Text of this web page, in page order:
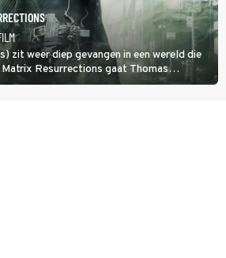
zit weer diep gevangen in een wereld die
Resurrections gaat Thomas
te ontsnappen.